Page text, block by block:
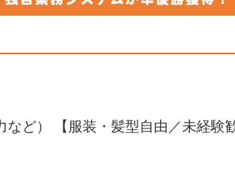
ど） 【服装・髪型自由／未経験